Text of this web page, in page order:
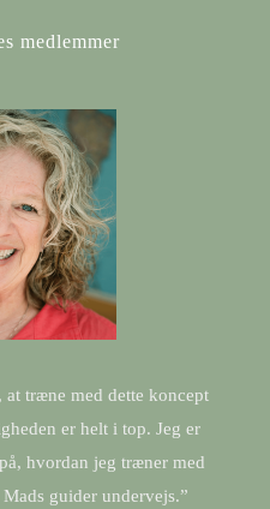
medlemmer
at træne med dette koncept
er helt i top. Jeg er
hvordan jeg træner med
guider undervejs.”